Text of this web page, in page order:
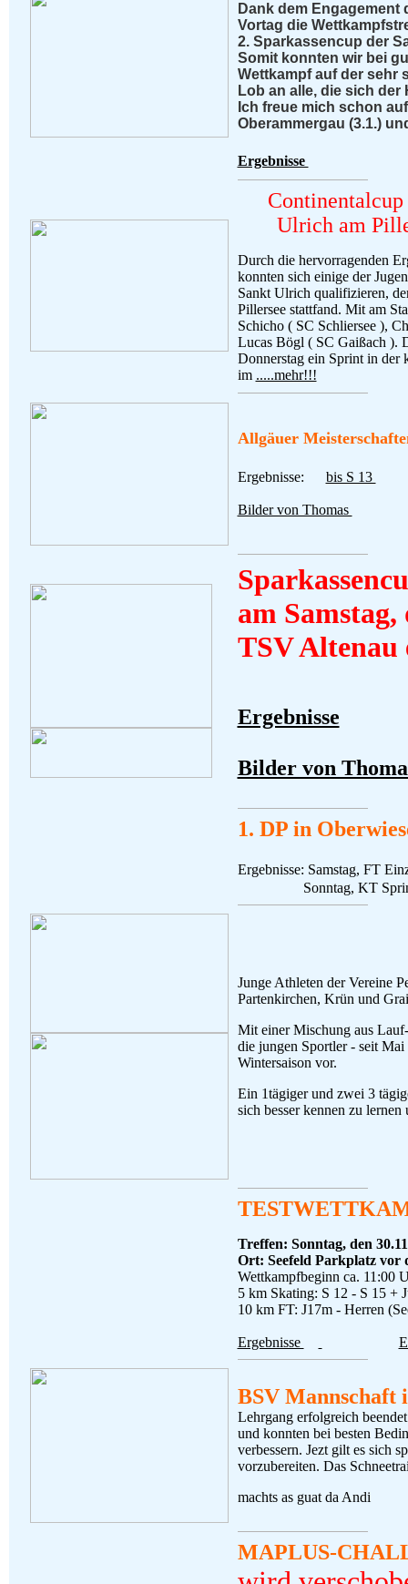
Dank dem
Vortag die
2. Sparkassencup der
Somit konnten wir bei
Wettkampf auf der sehr
Lob an alle, die sich
Ich freue mich schon
Oberammergau (3.1.)
Ergebnisse
Continentalcup
Ulrich am
Durch die hervorragenden
konnten sich einige der
Sankt Ulrich qualifizieren,
Pillersee stattfand. Mit am
Schicho ( SC Schliersee ),
Lucas Bögl ( SC Gaißach ).
Donnerstag ein Sprint in der
im .....mehr!!!
Allgäuer
Ergebnisse: bis S 13
Bilder von Thomas
am Samstag,
TSV Altenau
Ergebnisse
Bilder von
1. DP in
Ergebnisse: Samstag, FT
Sonntag, KT Sprint
Junge Athleten der Vereine
Partenkirchen, Krün und
Mit einer Mischung aus
die jungen Sportler - seit
Wintersaison vor.
Ein 1tägiger und zwei 3
sich besser kennen zu
Treffen: Sonntag, den
Ort: Seefeld Parkplatz vor
Wettkampfbeginn ca. 11:00
5 km Skating: S 12 - S 15 +
10 km FT: J17m - Herren
Ergebnisse
BSV Mannschaft
Lehrgang erfolgreich
und konnten bei besten
verbessern. Jezt gilt es sich
vorzubereiten. Das
machts as guat da Andi
MAPLUS-